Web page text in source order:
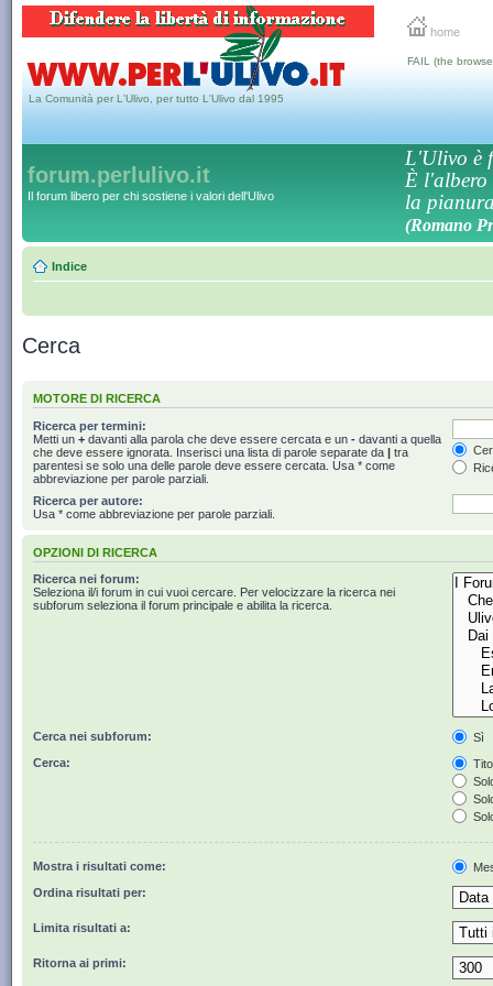
home
La Comunità per L'Ulivo, per tutto L'Ulivo dal 1995
FAIL (the
forum.perlulivo.it
Il forum libero per chi sostiene i valori dell'Ulivo
L'Ulivo è
È l'albero
la
(Romano
Indice
Cerca
MOTORE DI RICERCA
Ricerca per termini:
Metti un + davanti alla parola che deve essere cercata e un - davanti a quella
che deve essere ignorata. Inserisci una lista di parole separate da | tra
parentesi se solo una delle parole deve essere cercata. Usa * come
abbreviazione per parole parziali.
Ricerca per autore:
Usa * come abbreviazione per parole parziali.
OPZIONI DI RICERCA
Ricerca nei forum:
Seleziona il/i forum in cui vuoi cercare. Per velocizzare la ricerca nei
subforum seleziona il forum principale e abilita la ricerca.
Cerca nei subforum:
Sì
Cerca:
Mostra i risultati come:
Ordina risultati per:
Limita risultati a:
Ritorna ai primi: